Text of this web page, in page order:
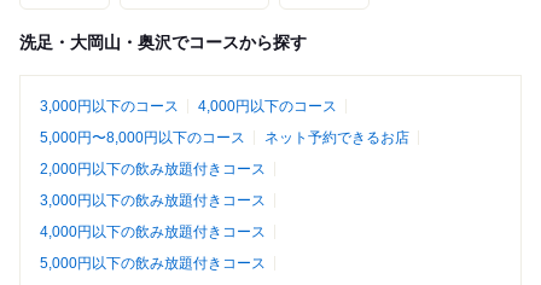
洗足・大岡山・奥沢でコースから探す
3,000円以下のコース
4,000円以下のコース
5,000円〜8,000円以下のコース
ネット予約できるお店
2,000円以下の飲み放題付きコース
3,000円以下の飲み放題付きコース
4,000円以下の飲み放題付きコース
5,000円以下の飲み放題付きコース